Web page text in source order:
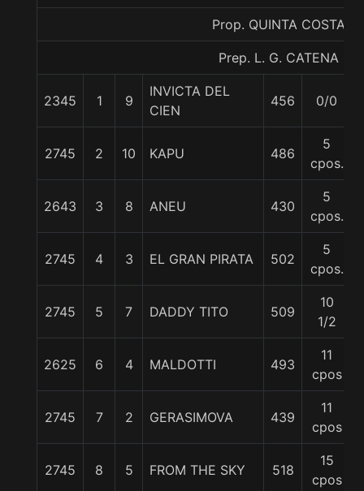
Prop. QUINTA COSTA
Prep. L. G. CATENA
2345 1 9
INVICTA DEL
CIEN
456 0/0
2745 2 10 KAPU 486
5
cpos.
2643 3 8 ANEU 430
5
cpos.
2745 4 3 EL GRAN PIRATA 502
5
cpos.
2745 5 7 DADDY TITO 509
10
1/2
2625 6 4 MALDOTTI 493
11
cpos
2745 7 2 GERASIMOVA 439
11
cpos
2745 8 5 FROM THE SKY 518
15
cpos